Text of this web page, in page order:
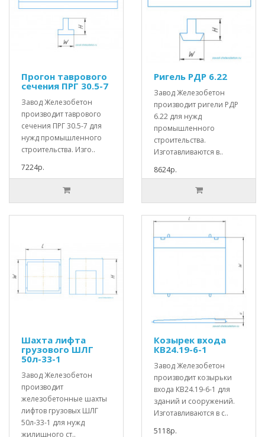
Прогон таврового
сечения ПРГ 30.5-7
Завод Железобетон
производит таврового
сечения ПРГ 30.5-7 для
нужд промышленного
строительства. Изго..
7224р.
Ригель РДР 6.22
Завод Железобетон
производит ригели РДР
6.22 для нужд
промышленного
строительства.
Изготавливаются в..
8624р.
Шахта лифта
грузового ШЛГ
50л-33-1
Завод Железобетон
производит
железобетонные шахты
лифтов грузовых ШЛГ
50л-33-1 для нужд
жилищного ст..
Козырек входа
КВ24.19-6-1
Завод Железобетон
производит козырьки
входа КВ24.19-6-1 для
зданий и сооружений.
Изготавливаются в с..
5118р.